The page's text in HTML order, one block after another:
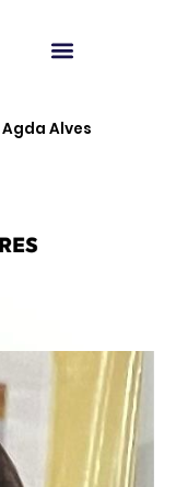
Agda Alves